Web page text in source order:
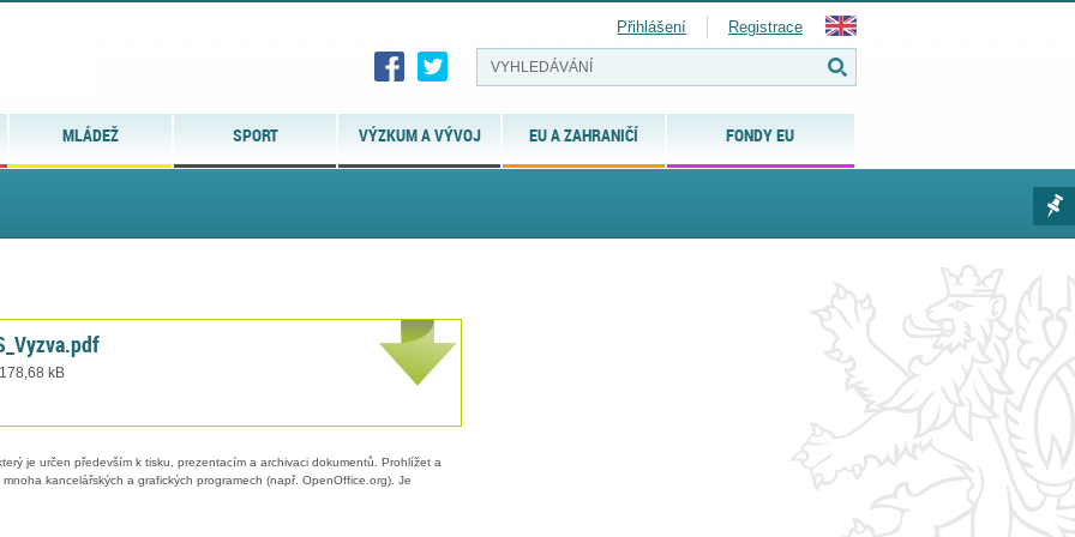
MLÁDEŽ SPORT VÝZKUM A VÝVOJ EU A ZAHRANIČÍ FONDY EU
Přihlášení Registrace
kB
je určen především k tisku, prezentacím a archivaci dokumentů. Prohlížet a
mnoha kancelářských a grafických programech (např. OpenOffice.org). Je